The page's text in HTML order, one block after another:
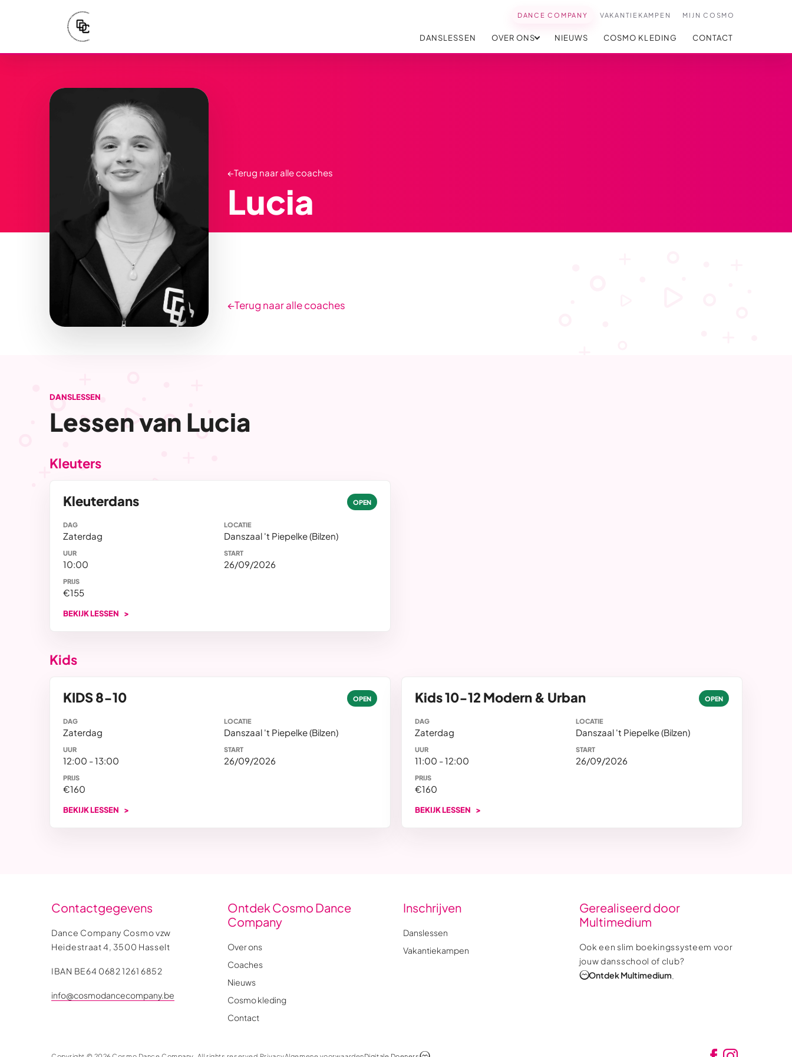
DANCE COMPANY VAKANTIEKAMPEN MIJN COSMO
DANSLESSEN OVER ONS NIEUWS COSMO KLEDING CONTACT
←Terug naar alle coaches
Lucia
←Terug naar alle coaches
DANSLESSEN
Lessen van Lucia
Kleuters
Kleuterdans OPEN
DAG
Zaterdag
LOCATIE
Danszaal 't Piepelke (Bilzen)
UUR
10:00
START
26/09/2026
PRIJS
€155
BEKIJK LESSEN
Kids
KIDS 8-10 OPEN
DAG
Zaterdag
LOCATIE
Danszaal 't Piepelke (Bilzen)
UUR
12:00 - 13:00
START
26/09/2026
PRIJS
€160
BEKIJK LESSEN
Kids 10-12 Modern & Urban OPEN
DAG
Zaterdag
LOCATIE
Danszaal 't Piepelke (Bilzen)
UUR
11:00 - 12:00
START
26/09/2026
PRIJS
€160
BEKIJK LESSEN
Contactgegevens
Dance Company Cosmo vzw
Heidestraat 4, 3500 Hasselt
IBAN BE64 0682 1261 6852
info@cosmodancecompany.be
Ontdek Cosmo Dance
Company
Over ons
Coaches
Nieuws
Cosmo kleding
Contact
Inschrijven
Danslessen
Vakantiekampen
Gerealiseerd door
Multimedium
Ook een slim boekingssysteem voor
jouw dansschool of club?
Ontdek Multimedium.